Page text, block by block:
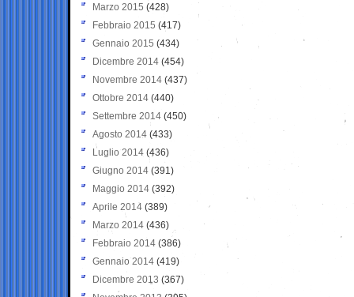
Marzo 2015 (428)
Febbraio 2015 (417)
Gennaio 2015 (434)
Dicembre 2014 (454)
Novembre 2014 (437)
Ottobre 2014 (440)
Settembre 2014 (450)
Agosto 2014 (433)
Luglio 2014 (436)
Giugno 2014 (391)
Maggio 2014 (392)
Aprile 2014 (389)
Marzo 2014 (436)
Febbraio 2014 (386)
Gennaio 2014 (419)
Dicembre 2013 (367)